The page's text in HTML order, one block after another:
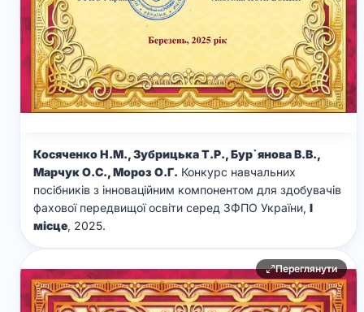
Косяченко Н.М., Зубрицька Т.Р., Бур`янова В.В.,
Марчук О.С., Мороз О.Г. Конкурс навчальних
посібників з інноваційним компонентом для здобувачів
фахової передвищої освіти серед ЗФПО України, І
місце, 2025.
Переглянути